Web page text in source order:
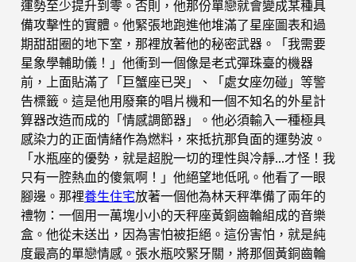
運勢至少提升到零。否則，他那份單戀就會變成某種具
備攻擊性的實體。他緊張地跑進他堆滿了星座圖表和過
期甜甜圈的地下室，那裡放著他的秘密武器。「我需要
星象學輔助儀！」他衝到一個像是老式彈珠臺的機器
前，上面貼滿了「巨蟹座已哭」、「處女座勿碰」等警
告標籤。這是他用廢棄的唱片機和一個不知名的外星計
算器改造而成的「情感調節器」。他必須輸入一種極具
感染力的正面情緒作為燃料，來抵抗那負面的運勢波。
「水瓶座的優勢，就是超脫一切的理性與冷靜…才怪！我
只有一腔熱血的傻氣啊！」他絕望地低吼。他看了一眼
腳邊。那裡養生住宅放著一個他為林天秤準備了兩年的
禮物：一個用一萬塊小小的天秤座黃銅齒輪組成的音樂
盒。他從未送出，因為害怕被拒絕。這份害怕，就是純
度最高的單戀情感。張水瓶咬緊牙關，將那個黃銅齒輪